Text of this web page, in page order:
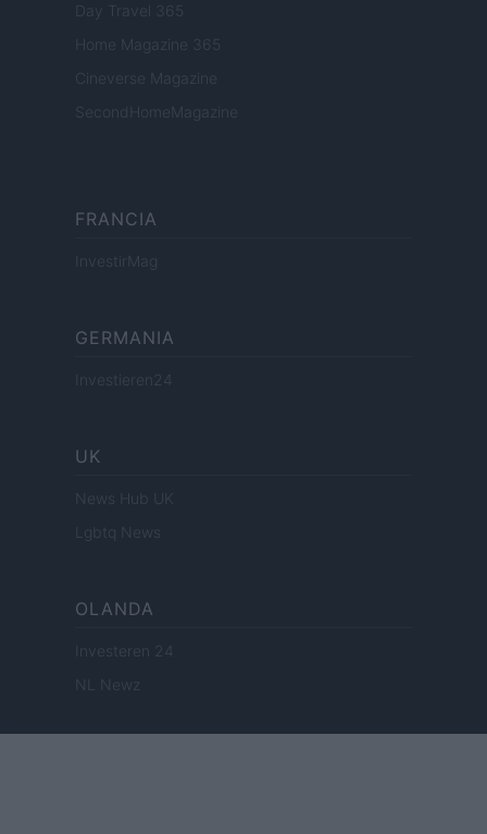
Day Travel 365
Home Magazine 365
Cineverse Magazine
SecondHomeMagazine
FRANCIA
InvestirMag
GERMANIA
Investieren24
UK
News Hub UK
Lgbtq News
OLANDA
Investeren 24
NL Newz